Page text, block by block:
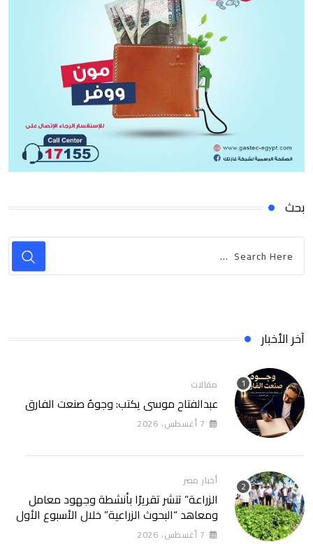
بحث
آخر الأخبار
مقالات
عبدالفتاح موسى يكتب: وجوهٌ صنعت الفارق
7 أغسطس، 2026
أخبار مصر
الزراعة” تنشر تقريرًا بأنشطة وجهود معامل
ومعاهد “البحوث الزراعية” خلال الأسبوع الأول
من أغسطس 2026
7 أغسطس، 2026